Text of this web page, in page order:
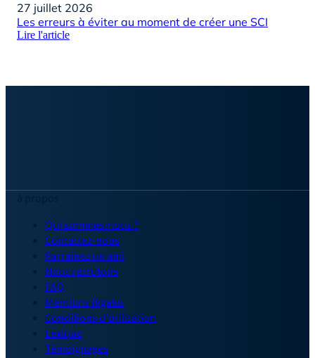
27 juillet 2026
Les erreurs à éviter au moment de créer une SCI
Lire l'article
Qui sommes-nous ?
Contactez-nous
Parrainez un ami
Nous recrutons
FAQ
Mentions légales
Conditions d'utilisation
Lexique
Témoignages